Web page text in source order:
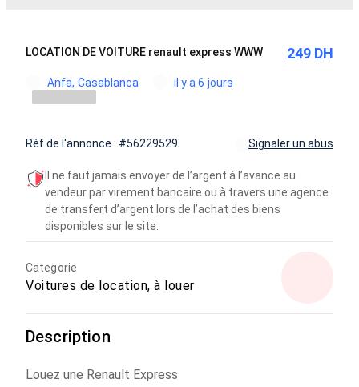
LOCATION DE VOITURE renault express WWW 249 DH
Anfa, Casablanca il y a 6 jours
Réf de l'annonce : #56229529 Signaler un abus
Il ne faut jamais envoyer de l’argent à l’avance au
vendeur par virement bancaire ou à travers une agence
de transfert d’argent lors de l’achat des biens
disponibles sur le site.
Categorie
Voitures de location, à louer
Description
Louez une Renault Express